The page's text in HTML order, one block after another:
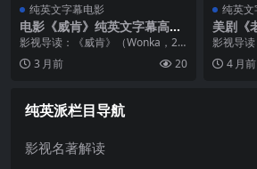
纯英文字幕电影
电影《威肯》纯英文字幕高清
MP4下载
影视导读：《威肯》（Wonka，20
23）由《帕丁顿熊》系列导演保罗·
金执导，《沙丘》当红炸子鸡蒂莫
3 月前 20
纯英
美剧《
英文字
影视导
（How I
部极具
4 月前
纯英派栏目导航
影视名著解读